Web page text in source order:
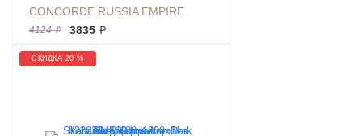
CONCORDE RUSSIA EMPIRE
CALACATTA BLACK РАЗМЕР
60X120СМ, МРАМОР ЧЕНЫЙ |
АРТИКУЛ 610010002188
4124 ₽ 3835 ₽
СКИДКА 20 %